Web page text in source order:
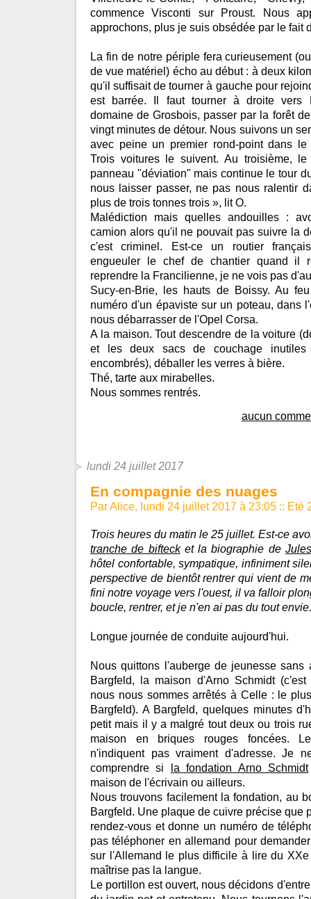
commence Visconti sur Proust. Nous
approchons, plus je suis obsédée par le fait
La fin de notre périple fera curieusement
de vue matériel) écho au début : à deux
qu'il suffisait de tourner à gauche pour
est barrée. Il faut tourner à droite vers
domaine de Grosbois, passer par la forêt
vingt minutes de détour. Nous suivons un
avec peine un premier rond-point dans
Trois voitures le suivent. Au troisième,
panneau "déviation" mais continue le tour
nous laisser passer, ne pas nous ralentir
plus de trois tonnes trois », lit O.
Malédiction mais quelles andouilles :
camion alors qu'il ne pouvait pas suivre la
c'est criminel. Est-ce un routier
engueuler le chef de chantier quand il
reprendre la Francilienne, je ne vois pas
Sucy-en-Brie, les hauts de Boissy. Au
numéro d'un épaviste sur un poteau, dans
nous débarrasser de l'Opel Corsa.
A la maison. Tout descendre de la voiture
et les deux sacs de couchage
encombrés), déballer les verres à bière.
Thé, tarte aux mirabelles.
Nous sommes rentrés.
aucun
lundi 24 juillet 2017
En compagnie des nuages
Par Alice, lundi 24 juillet 2017 à 23:05 :: Eté
Trois heures du matin le 25 juillet. Est-ce
tranche de biftecket la biographie de
hôtel confortable, sympatique, infiniment
perspective de bientôt rentrer qui vient de
fini notre voyage vers l'ouest, il va falloir
boucle, rentrer, et je n'en ai pas du tout envie.
Longue journée de conduite aujourd'hui.
Nous quittons l'auberge de jeunesse sans
Bargfeld, la maison d'Arno Schmidt
nous nous sommes arrêtés à Celle : le
Bargfeld). A Bargfeld, quelques minutes
petit mais il y a malgré tout deux ou trois
maison en briques rouges foncées.
n'indiquent pas vraiment d'adresse. Je
comprendre si
la fondation Arno Schmidt
maison de l'écrivain ou ailleurs.
Nous trouvons facilement la fondation, au
Bargfeld. Une plaque de cuivre précise que
rendez-vous et donne un numéro de
pas téléphoner en allemand pour
sur l'Allemand le plus difficile à lire du
maîtrise pas la langue.
Le portillon est ouvert, nous décidons